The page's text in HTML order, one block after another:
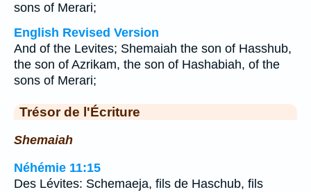
sons of Merari;
English Revised Version
And of the Levites; Shemaiah the son of Hasshub,
the son of Azrikam, the son of Hashabiah, of the
sons of Merari;
Trésor de l'Écriture
Shemaiah
Néhémie 11:15
Des Lévites: Schemaeja, fils de Haschub, fils